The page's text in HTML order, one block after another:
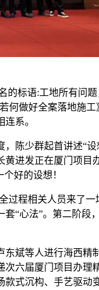
标语:工地所有问
何做好全案落地施
系。
陈少群起首讲述“设
进发正在厦门项目
好的设想！
程相关人员来了一
“心法”。第二阶段
斌等人进行海西精
六届厦门项目办理
式沉构、手艺驱动